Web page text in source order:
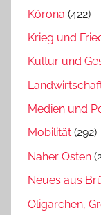
Kórona (422)
Krieg und
Kultur und
Medien und
Mobilität (292)
Naher Osten
Neues aus
Oligarchen,